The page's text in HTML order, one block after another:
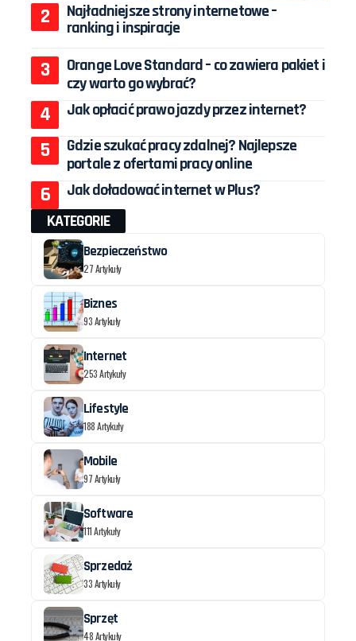
Najładniejsze strony internetowe –
ranking i inspiracje
Orange Love Standard – co zawiera pakiet i
czy warto go wybrać?
Jak opłacić prawo jazdy przez internet?
Gdzie szukać pracy zdalnej? Najlepsze
portale z ofertami pracy online
Jak doładować internet w Plus?
KATEGORIE
Bezpieczeństwo
27 Artykuły
Biznes
93 Artykuły
Internet
253 Artykuły
Lifestyle
188 Artykuły
Mobile
97 Artykuły
Software
111 Artykuły
Sprzedaż
33 Artykuły
Sprzęt
48 Artykuły